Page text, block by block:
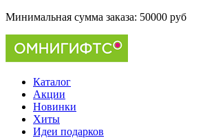
Минимальная сумма заказа: 50000 руб
Каталог
Акции
Новинки
Хиты
Идеи подарков